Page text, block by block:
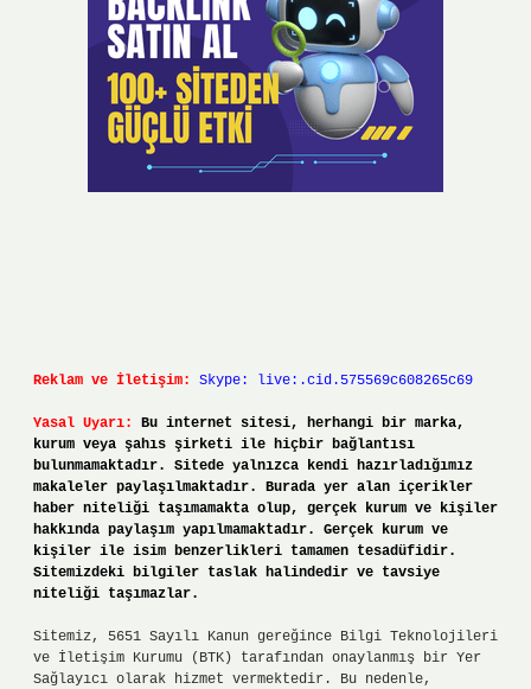
Reklam ve İletişim: Skype: live:.cid.575569c608265c69
Yasal Uyarı:
Bu internet sitesi, herhangi bir marka,
kurum veya şahıs şirketi ile hiçbir bağlantısı
bulunmamaktadır. Sitede yalnızca kendi hazırladığımız
makaleler paylaşılmaktadır. Burada yer alan içerikler
haber niteliği taşımamakta olup, gerçek kurum ve kişiler
hakkında paylaşım yapılmamaktadır. Gerçek kurum ve
kişiler ile isim benzerlikleri tamamen tesadüfidir.
Sitemizdeki bilgiler taslak halindedir ve tavsiye
niteliği taşımazlar.
Sitemiz, 5651 Sayılı Kanun gereğince Bilgi Teknolojileri
ve İletişim Kurumu (BTK) tarafından onaylanmış bir Yer
Sağlayıcı olarak hizmet vermektedir. Bu nedenle,